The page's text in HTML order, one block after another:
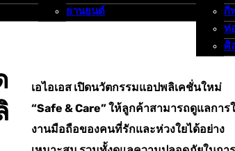
ยานยนต์
กี
ท่
ศิ
เอไอเอส เปิดนวัตกรรมแอปพลิเคชั่นใหม่
“Safe & Care” ให้ลูกค้าสามารถดูแลการ
งานมือถือของคนที่รักและห่วงใยได้อย่าง